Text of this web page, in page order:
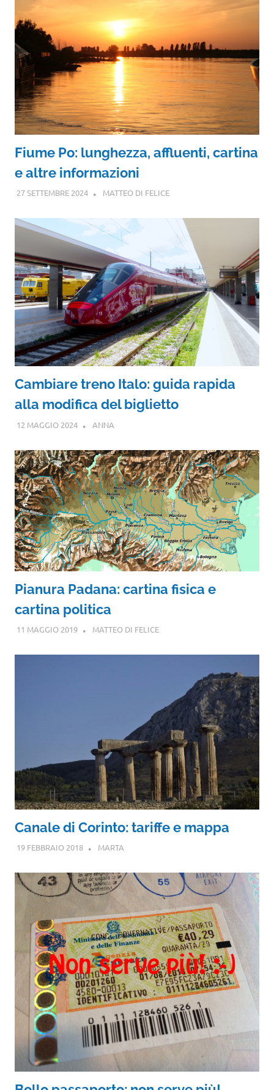
Fiume Po: lunghezza, affluenti, cartina
e altre informazioni
27 SETTEMBRE 2024 MATTEO DI FELICE
Cambiare treno Italo: guida rapida
alla modifica del biglietto
12 MAGGIO 2024 ANNA
Pianura Padana: cartina fisica e
cartina politica
11 MAGGIO 2019 MATTEO DI FELICE
Canale di Corinto: tariffe e mappa
19 FEBBRAIO 2018 MARTA